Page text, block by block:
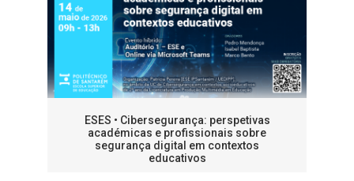
ESES • Cibersegurança: perspetivas
académicas e profissionais sobre
segurança digital em contextos
educativos